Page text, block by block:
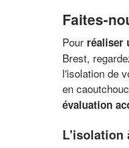
Faites-
Pour réaliser
Brest,
l'isolation de
en
évaluation
L'isolation